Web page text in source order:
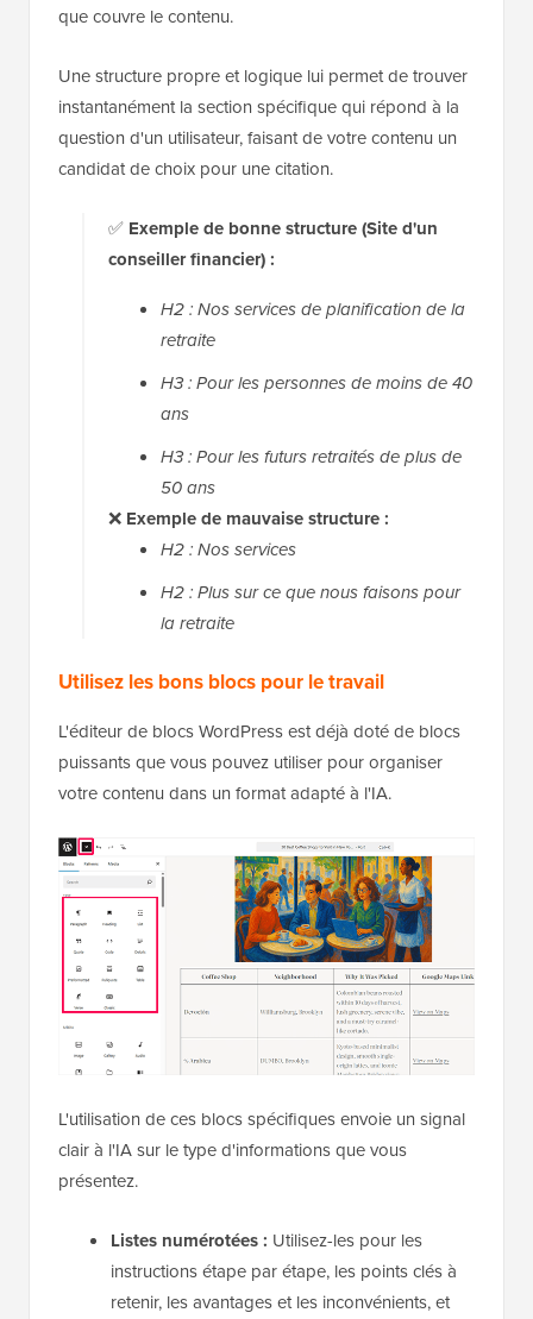
que couvre le contenu.
Une structure propre et logique lui permet de trouver
instantanément la section spécifique qui répond à la
question d'un utilisateur, faisant de votre contenu un
candidat de choix pour une citation.
✅ Exemple de bonne structure (Site d'un
conseiller financier) :
H2 : Nos services de planification de la
retraite
H3 : Pour les personnes de moins de 40
ans
H3 : Pour les futurs retraités de plus de
50 ans
❌ Exemple de mauvaise structure :
H2 : Nos services
H2 : Plus sur ce que nous faisons pour
la retraite
Utilisez les bons blocs pour le travail
L'éditeur de blocs WordPress est déjà doté de blocs
puissants que vous pouvez utiliser pour organiser
votre contenu dans un format adapté à l'IA.
L'utilisation de ces blocs spécifiques envoie un signal
clair à l'IA sur le type d'informations que vous
présentez.
Listes numérotées : Utilisez-les pour les
instructions étape par étape, les points clés à
retenir, les avantages et les inconvénients, et